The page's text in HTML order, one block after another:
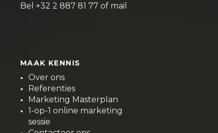
Bel +32 2 887 81 77 of mail
MAAK KENNIS
Over ons
Referenties
Marketing Masterplan
1-op-1 online marketing
sessie